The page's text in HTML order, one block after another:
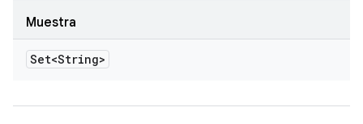
Muestra
Set<String>